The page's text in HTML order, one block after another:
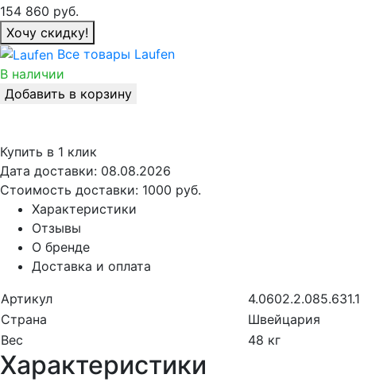
154 860 руб.
Хочу скидку!
Все товары Laufen
В наличии
Добавить в корзину
Купить в 1 клик
Дата доставки: 08.08.2026
Стоимость доставки: 1000 руб.
Характеристики
Отзывы
О бренде
Доставка и оплата
Артикул
4.0602.2.085.631.1
Страна
Швейцария
Вес
48 кг
Характеристики